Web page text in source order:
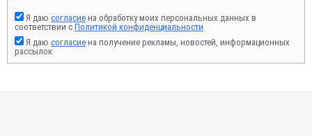
Я даю согласие на обработку моих персональных данных в
соответствии с Политикой конфиденциальности
Я даю согласие на получение рекламы, новостей, информационных
рассылок